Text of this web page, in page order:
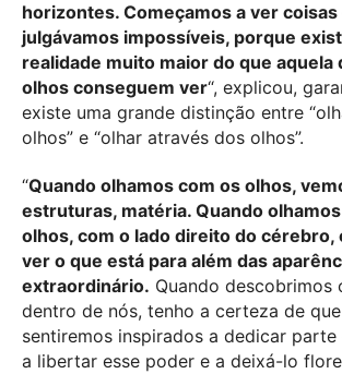
horizontes. Começamos a ver coisas
julgávamos impossíveis, porque
realidade muito maior do que aquela
olhos conseguem ver“, explicou,
existe uma grande distinção entre
olhos” e “olhar através dos olhos”.
“Quando olhamos com os olhos,
estruturas, matéria. Quando
olhos, com o lado direito do cérebro,
ver o que está para além das
extraordinário. Quando descobrimos
dentro de nós, tenho a certeza de
sentiremos inspirados a dedicar parte
a libertar esse poder e a deixá-lo